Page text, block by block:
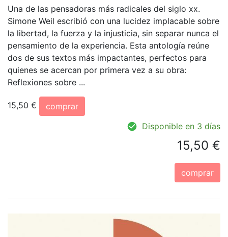
Una de las pensadoras más radicales del siglo xx.
Simone Weil escribió con una lucidez implacable sobre
la libertad, la fuerza y la injusticia, sin separar nunca el
pensamiento de la experiencia. Esta antología reúne
dos de sus textos más impactantes, perfectos para
quienes se acercan por primera vez a su obra:
Reflexiones sobre ...
15,50 €
comprar
Disponible en 3 días
15,50 €
comprar